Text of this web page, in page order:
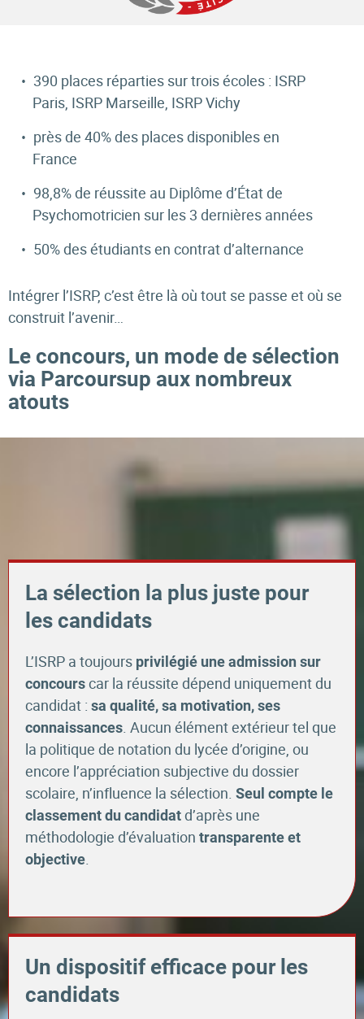
390 places réparties sur trois écoles : ISRP
Paris, ISRP Marseille, ISRP Vichy
près de 40% des places disponibles en
France
98,8% de réussite au Diplôme d’État de
Psychomotricien sur les 3 dernières années
50% des étudiants en contrat d’alternance
Intégrer l’ISRP, c’est être là où tout se passe et où se
construit l’avenir…
Le concours, un mode de sélection
via Parcoursup aux nombreux
atouts
La sélection la plus juste pour
les candidats
L’ISRP a toujours privilégié une admission sur
concourscar la réussite dépend uniquement du
candidat : sa qualité, sa motivation, ses
connaissances. Aucun élément extérieur tel que
la politique de notation du lycée d’origine, ou
encore l’appréciation subjective du dossier
scolaire, n’influence la sélection. Seul compte le
classement du candidatd’après une
méthodologie d’évaluation transparente et
objective.
Un dispositif efficace pour les
candidats